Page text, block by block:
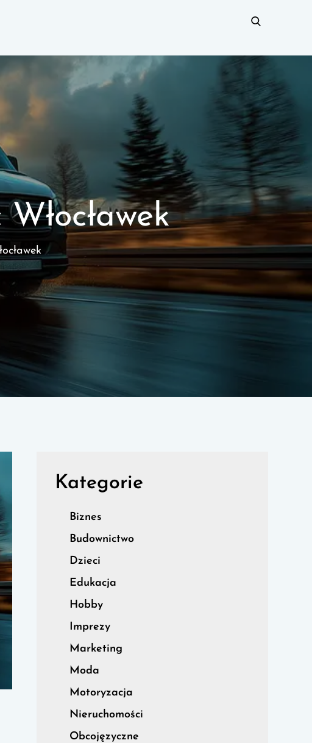
Kategorie
Biznes
Budownictwo
Dzieci
Edukacja
Hobby
Imprezy
Marketing
Moda
Motoryzacja
Nieruchomości
Obcojęzyczne